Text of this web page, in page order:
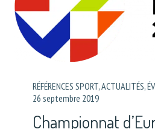
RÉFÉRENCES SPORT,ACTUALITÉS,
26 septembre 2019
Championnat